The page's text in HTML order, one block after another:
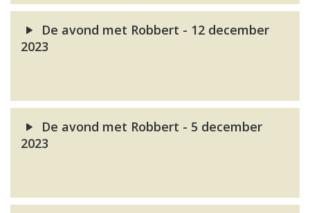
De avond met Robbert - 12 december
2023
De avond met Robbert - 5 december
2023